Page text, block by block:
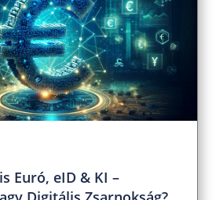
Euró, eID & KI –